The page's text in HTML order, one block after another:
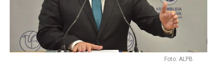
Foto: ALPB